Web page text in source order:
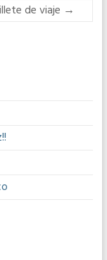
de viaje →